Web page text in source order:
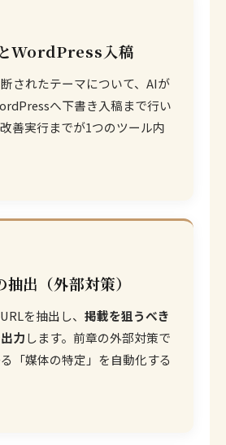
WordPress入稿
されたテーマについて、AIが
へ下書き入稿まで行い
善実行までが1つのツール内
出（外部対策）
を抽出し、 掲載を狙うべき
力します。前章の外部対策で
「媒体の特定」を自動化する